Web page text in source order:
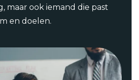
maar ook iemand die past
en doelen.